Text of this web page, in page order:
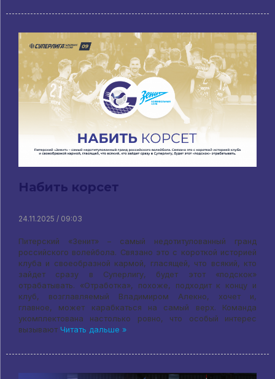
Набить корсет
24.11.2025 / 09:03
Питерский «Зенит» – самый недотитулованный гранд
российского волейбола. Связано это с короткой историей
клуба и своеобразной кармой, гласящей, что всякий, кто
зайдет сразу в Суперлигу, будет этот «подскок»
отрабатывать. «Отработка», похоже, подходит к концу и
клуб, возглавляемый Владимиром Алекно, хочет и,
главное, может карабкаться на самый верх. Команда
укомплектована настолько ровно, что особый интерес
вызывают Читать дальше »